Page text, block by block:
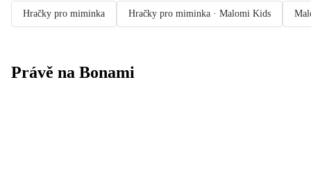
Hračky pro miminka Hračky pro miminka · Malomi Kids
Právě na Bonami